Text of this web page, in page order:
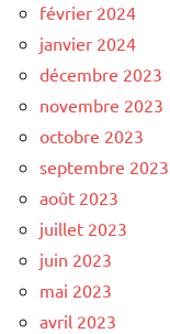
février 2024
janvier 2024
décembre 2023
novembre 2023
octobre 2023
septembre 2023
août 2023
juillet 2023
juin 2023
mai 2023
avril 2023